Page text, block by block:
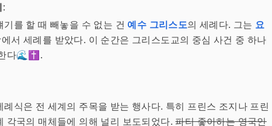
:
를 할 때 빼놓을 수 없는 건 예수 그리스도의 세례다. 그는 요
서 세례를 받았다. 이 순간은 그리스도교의 중심 사건 중 하나
한다🌊✝️.
식은 전 세계의 주목을 받는 행사다. 특히 프린스 조지나 프린
각국의 매체들에 의해 널리 보도되었다.파티 좋아하는 영국인